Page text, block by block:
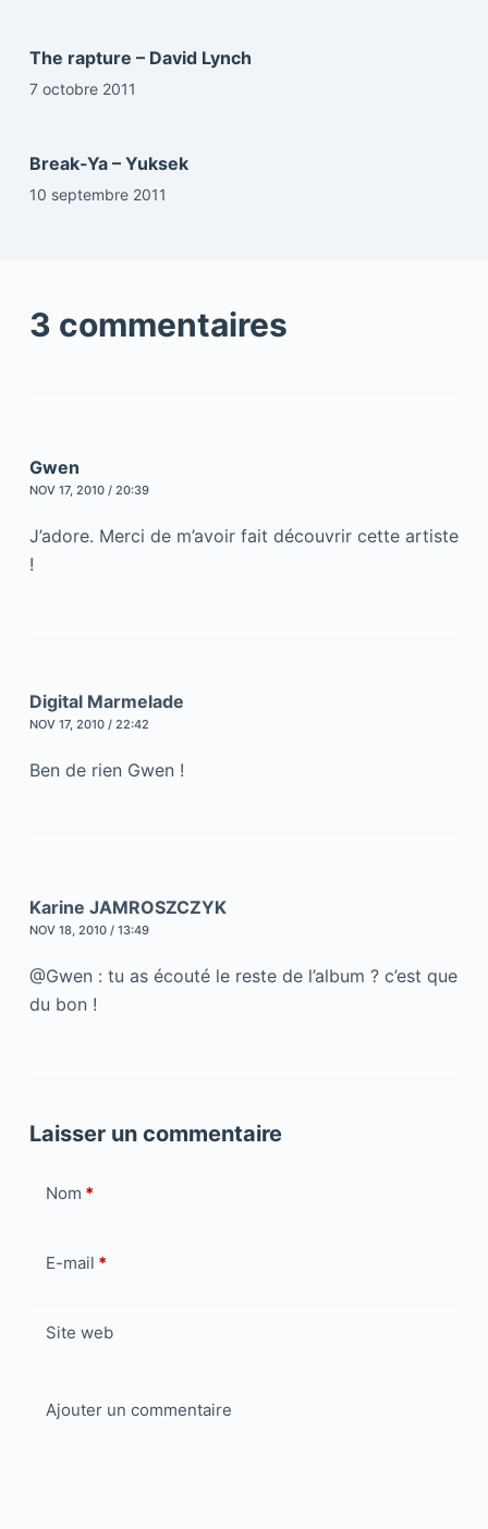
The rapture – David Lynch
7 octobre 2011
Break-Ya – Yuksek
10 septembre 2011
3 commentaires
Gwen
NOV 17, 2010 / 20:39
J’adore. Merci de m’avoir fait découvrir cette artiste
!
Digital Marmelade
NOV 17, 2010 / 22:42
Ben de rien Gwen !
Karine JAMROSZCZYK
NOV 18, 2010 / 13:49
@Gwen : tu as écouté le reste de l’album ? c’est que
du bon !
Laisser un commentaire
Nom *
E-mail *
Site web
Ajouter un commentaire